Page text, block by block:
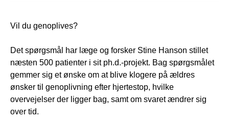
Vil du genoplives?
Det spørgsmål har læge og forsker Stine Hanson stillet
næsten 500 patienter i sit ph.d.-projekt. Bag spørgsmålet
gemmer sig et ønske om at blive klogere på ældres
ønsker til genoplivning efter hjertestop, hvilke
overvejelser der ligger bag, samt om svaret ændrer sig
over tid.